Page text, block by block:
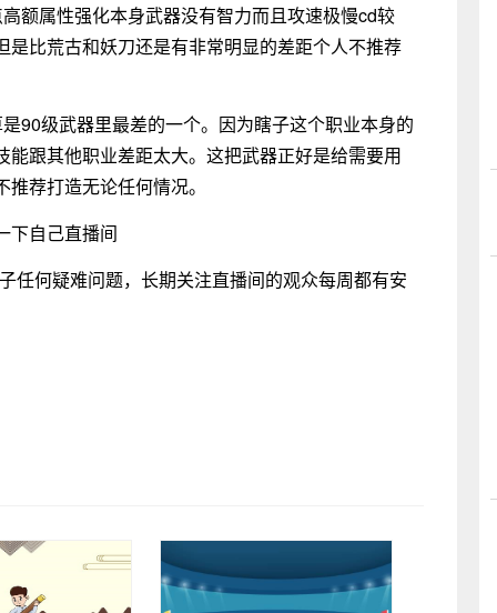
额属性强化本身武器没有智力而且攻速极慢cd较
比荒古和妖刀还是有非常明显的差距个人不推荐
90级武器里最差的一个。因为瞎子这个职业本身的
跟其他职业差距太大。这把武器正好是给需要用
荐打造无论任何情况。
下自己直播间
任何疑难问题，长期关注直播间的观众每周都有安